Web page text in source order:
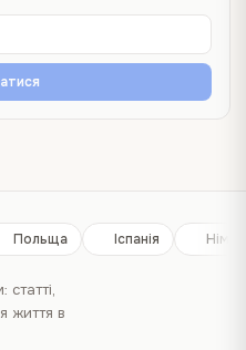
Польща Іспанія
статті,
життя в